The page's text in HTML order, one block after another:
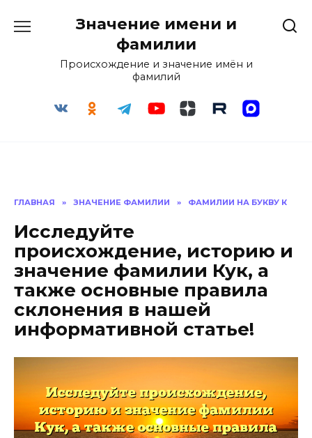
Значение имени и
фамилии
Происхождение и значение имён и
фамилий
ГЛАВНАЯ » ЗНАЧЕНИЕ ФАМИЛИИ » ФАМИЛИИ НА БУКВУ К
Исследуйте
происхождение, историю и
значение фамилии Кук, а
также основные правила
склонения в нашей
информативной статье!